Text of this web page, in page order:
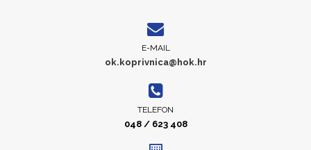
E-MAIL
ok.koprivnica@hok.hr
TELEFON
048 / 623 408